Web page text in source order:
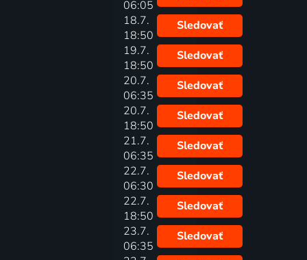
06:05
18.7.
18:50
Sledovať
19.7.
18:50
Sledovať
20.7.
06:35
Sledovať
20.7.
18:50
Sledovať
21.7.
06:35
Sledovať
22.7.
06:30
Sledovať
22.7.
18:50
Sledovať
23.7.
06:35
Sledovať